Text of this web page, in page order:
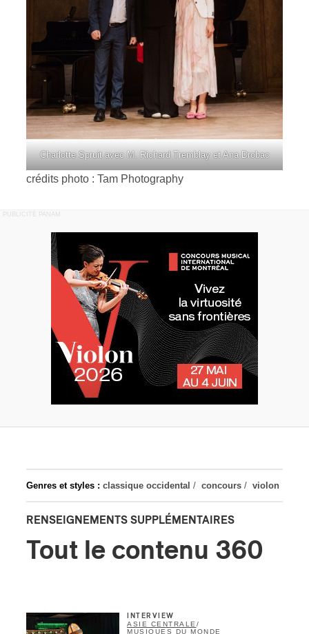
Genres et styles : classique occidental / concours / violon
RENSEIGNEMENTS SUPPLÉMENTAIRES
Charlotte Spruit avec M. Richard Tremblay et Ana Drobac
crédits photo : Tam Photography
PUBLICITÉ PANAM
Tout le contenu 360
INTERVIEW
ASIE CENTRALE /
MUSIQUES DU MONDE